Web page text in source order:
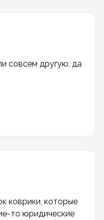
совсем другую, да
коврики, которые
то юридические